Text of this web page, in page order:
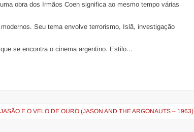
obra dos Irmãos Coen significa ao mesmo tempo várias
Seu tema envolve terrorismo, Islã, investigação
se encontra o cinema argentino. Estilo...
JASÃO E O VELO DE OURO (JASON AND THE ARGONAUTS – 1963)